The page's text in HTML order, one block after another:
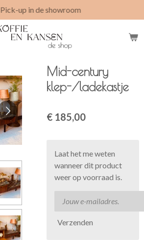
Pick-up in de showroom
Mid-century
klep-/ladekastje
€ 185,00
Laat het me weten
wanneer dit product
weer op voorraad is.
Verzenden